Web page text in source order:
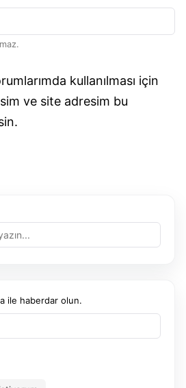
kullanılması için
ve site adresim bu
ile haberdar olun.